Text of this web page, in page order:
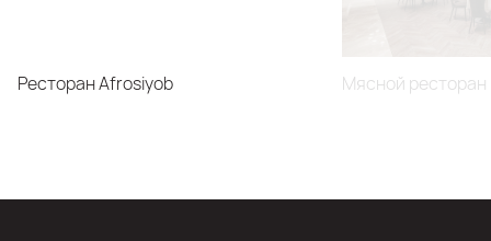
Ресторан Afrosiyob Мясной ресторан